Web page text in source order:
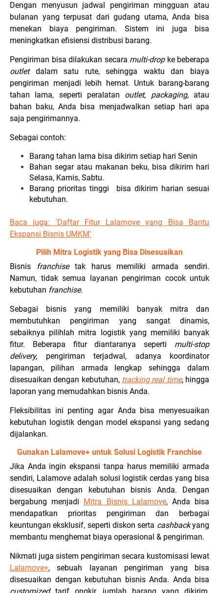
Dengan menyusun jadwal pengiriman mingguan atau
bulanan yang terpusat dari gudang utama, Anda bisa
menekan biaya pengiriman. Sistem ini juga bisa
meningkatkan efisiensi distribusi barang.
Pengiriman bisa dilakukan secara multi-dropke beberapa
outletdalam satu rute, sehingga waktu dan biaya
pengiriman menjadi lebih hemat. Untuk barang-barang
tahan lama, seperti peralatan outlet, packaging, atau
bahan baku, Anda bisa menjadwalkan setiap hari apa
saja pengirimannya.
Sebagai contoh:
Barang tahan lama bisa dikirim setiap hari Senin
Bahan segar atau makanan beku, bisa dikirim hari
Selasa, Kamis, Sabtu.
Barang prioritas tinggi bisa dikirim harian sesuai
kebutuhan.
Baca juga: 'Daftar Fitur Lalamove yang Bisa Bantu
Ekspansi Bisnis UMKM'
Pilih Mitra Logistik yang Bisa Disesuaikan
Bisnis
franchise tak harus memiliki armada sendiri.
Namun, tidak semua layanan pengiriman cocok untuk
kebutuhan franchise.
Sebagai bisnis yang memiliki banyak mitra dan
membutuhkan pengiriman yang sangat dinamis,
sebaiknya pilihlah mitra logistik yang memiliki banyak
fitur. Beberapa fitur diantaranya seperti multi-stop
delivery, pengiriman terjadwal, adanya koordinator
lapangan, pilihan armada lengkap sehingga dalam
disesuaikan dengan kebutuhan, tracking real time, hingga
laporan yang memudahkan bisnis Anda.
Fleksibilitas ini penting agar Anda bisa menyesuaikan
kebutuhan logistik dengan model ekspansi yang sedang
dijalankan.
Gunakan Lalamove+ untuk Solusi Logistik Franchise
Jika Anda ingin ekspansi tanpa harus memiliki armada
sendiri, Lalamove adalah solusi logistik cerdas yang bisa
disesuaikan dengan kebutuhan bisnis Anda. Dengan
bergabung menjadi Mitra Bisnis Lalamove, Anda bisa
mendapatkan prioritas pengiriman dan berbagai
keuntungan eksklusif, seperti diskon serta cashbackyang
membantu menghemat biaya operasional & pengiriman.
Nikmati juga sistem pengiriman secara kustomisasi lewat
Lalamove+, sebuah layanan pengiriman yang bisa
disesuaikan dengan kebutuhan bisnis Anda. Anda bisa